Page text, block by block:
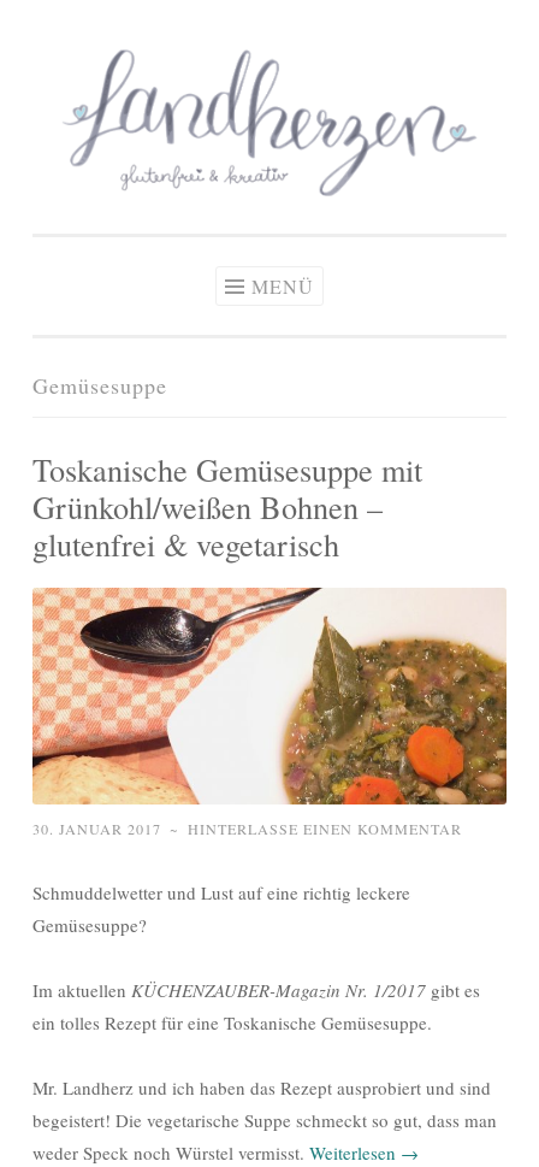
springen
Zöliakie, glutenfreie Ernährung
MENÜ
Gemüsesuppe
Toskanische Gemüsesuppe mit
Grünkohl/weißen Bohnen –
glutenfrei & vegetarisch
30. JANUAR 2017 ~ HINTERLASSE EINEN KOMMENTAR
Schmuddelwetter und Lust auf eine richtig leckere
Gemüsesuppe?
Im aktuellen KÜCHENZAUBER-Magazin Nr. 1/2017 gibt es
ein tolles Rezept für eine Toskanische Gemüsesuppe.
Mr. Landherz und ich haben das Rezept ausprobiert und sind
begeistert! Die vegetarische Suppe schmeckt so gut, dass man
weder Speck noch Würstel vermisst. Weiterlesen →